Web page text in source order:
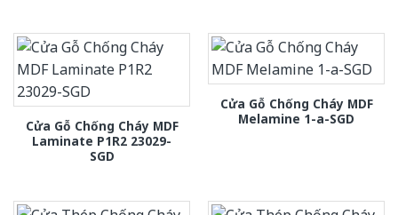
Cửa Gỗ Chống Cháy MDF
Laminate P1R2 23029-
SGD
Cửa Gỗ Chống Cháy MDF
Melamine 1-a-SGD